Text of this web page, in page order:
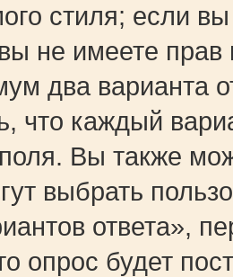
стиля; если
не имеете прав
два варианта
что каждый
Вы также
выбрать
ответа»,
опрос будет